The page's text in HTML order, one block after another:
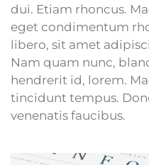
dui. Etiam rhoncus.
eget condimentum
libero, sit amet
Nam quam nunc,
hendrerit id, lorem.
tincidunt tempus.
venenatis faucibus.